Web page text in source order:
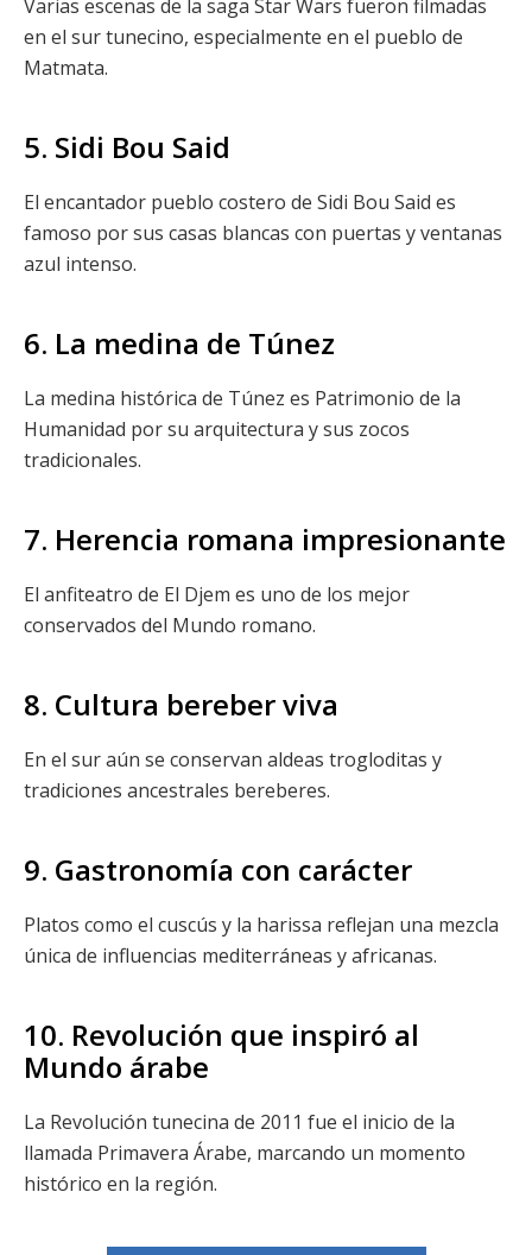
Varias escenas de la saga Star Wars fueron filmadas
en el sur tunecino, especialmente en el pueblo de
Matmata.
5. Sidi Bou Said
El encantador pueblo costero de Sidi Bou Said es
famoso por sus casas blancas con puertas y ventanas
azul intenso.
6. La medina de Túnez
La medina histórica de Túnez es Patrimonio de la
Humanidad por su arquitectura y sus zocos
tradicionales.
7. Herencia romana impresionante
El anfiteatro de El Djem es uno de los mejor
conservados del Mundo romano.
8. Cultura bereber viva
En el sur aún se conservan aldeas trogloditas y
tradiciones ancestrales bereberes.
9. Gastronomía con carácter
Platos como el cuscús y la harissa reflejan una mezcla
única de influencias mediterráneas y africanas.
10. Revolución que inspiró al
Mundo árabe
La Revolución tunecina de 2011 fue el inicio de la
llamada Primavera Árabe, marcando un momento
histórico en la región.